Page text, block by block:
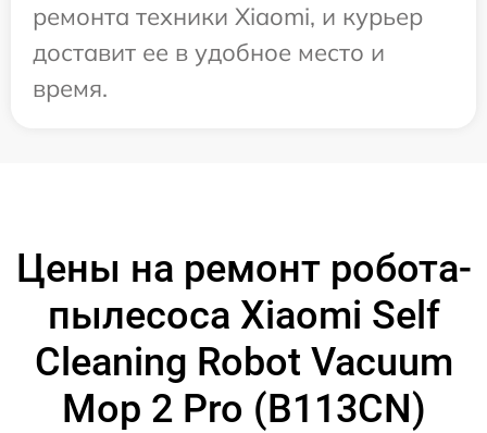
ремонта техники Xiaomi, и курьер
доставит ее в удобное место и
время.
Цены на ремонт робота-
пылесоса Xiaomi Self
Cleaning Robot Vacuum
Mop 2 Pro (B113CN)